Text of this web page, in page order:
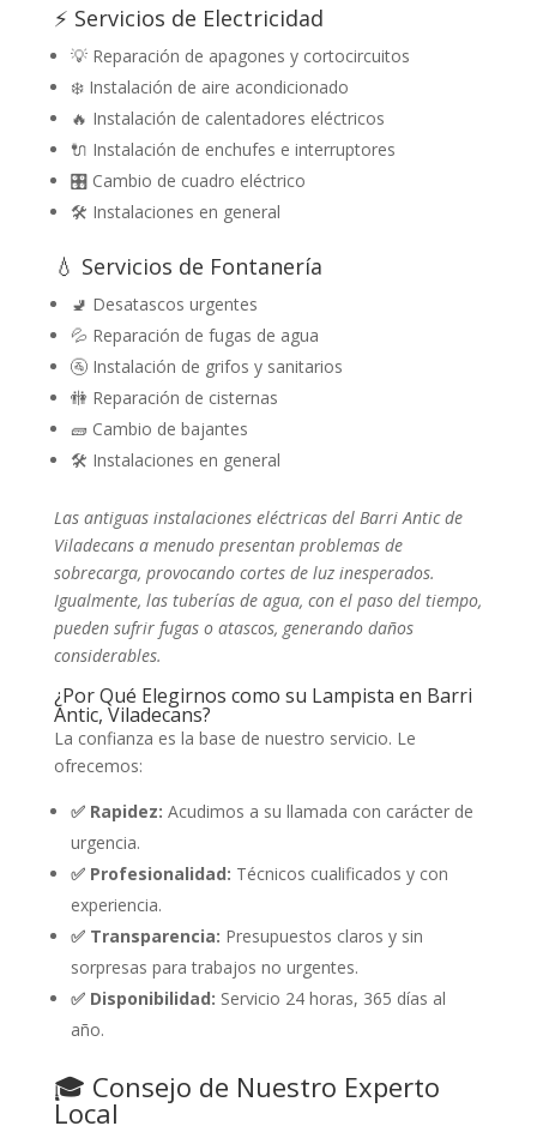
⚡ Servicios de Electricidad
💡 Reparación de apagones y cortocircuitos
❄️ Instalación de aire acondicionado
🔥 Instalación de calentadores eléctricos
🔌 Instalación de enchufes e interruptores
🎛️ Cambio de cuadro eléctrico
🛠️ Instalaciones en general
💧 Servicios de Fontanería
🚽 Desatascos urgentes
💦 Reparación de fugas de agua
🚰 Instalación de grifos y sanitarios
🚻 Reparación de cisternas
🧱 Cambio de bajantes
🛠️ Instalaciones en general
Las antiguas instalaciones eléctricas del Barri Antic de
Viladecans a menudo presentan problemas de
sobrecarga, provocando cortes de luz inesperados.
Igualmente, las tuberías de agua, con el paso del tiempo,
pueden sufrir fugas o atascos, generando daños
considerables.
¿Por Qué Elegirnos como su Lampista en Barri
Antic, Viladecans?
La confianza es la base de nuestro servicio. Le
ofrecemos:
✅ Rapidez: Acudimos a su llamada con carácter de
urgencia.
✅ Profesionalidad: Técnicos cualificados y con
experiencia.
✅ Transparencia: Presupuestos claros y sin
sorpresas para trabajos no urgentes.
✅ Disponibilidad: Servicio 24 horas, 365 días al
año.
🎓 Consejo de Nuestro Experto
Local